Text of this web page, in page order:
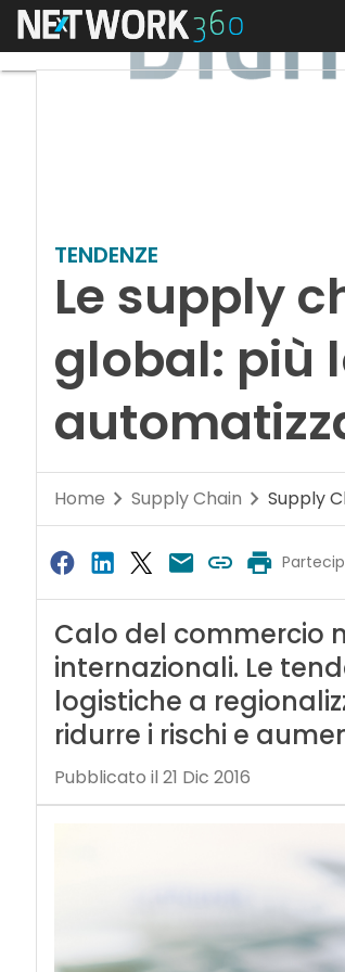
Menu
TENDENZE
Le supply
global: più
Home Supply Chain Supply
Calo del commercio
internazionali. Le
logistiche a
ridurre i rischi e
Pubblicato il 21 Dic 2016